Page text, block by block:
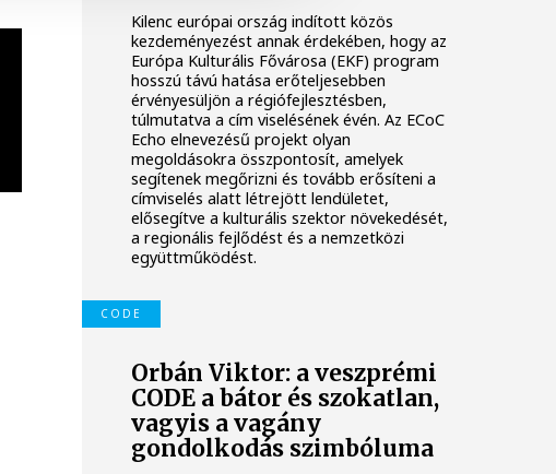
Kilenc európai ország indított közös
kezdeményezést annak érdekében, hogy az
Európa Kulturális Fővárosa (EKF) program
hosszú távú hatása erőteljesebben
érvényesüljön a régiófejlesztésben,
túlmutatva a cím viselésének évén. Az ECoC
Echo elnevezésű projekt olyan
megoldásokra összpontosít, amelyek
segítenek megőrizni és tovább erősíteni a
címviselés alatt létrejött lendületet,
elősegítve a kulturális szektor növekedését,
a regionális fejlődést és a nemzetközi
együttműködést.
CODE
Orbán Viktor: a veszprémi
CODE a bátor és szokatlan,
vagyis a vagány
gondolkodás szimbóluma